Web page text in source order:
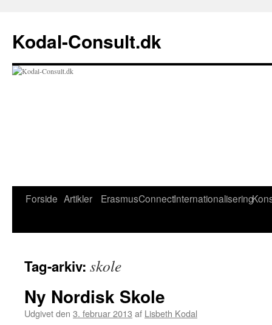
Kodal-Consult.dk
Hop
Forside Artikler ErasmusConnectInternationalisering
Tag-arkiv: skole
Ny Nordisk Skole
Udgivet den 3. februar 2013 af Lisbeth Kodal